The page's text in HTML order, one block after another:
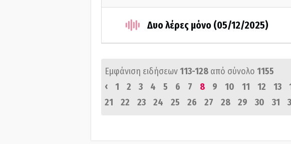
Δυο λέρες μόνο (05/12/2025)
Εμφάνιση ειδήσεων113-128 από σύνολο 1155
‹
1 2 3 4 5 6 7 8 9 10 11 12 13
21
22 23 24 25 26 27 28 29 30 31